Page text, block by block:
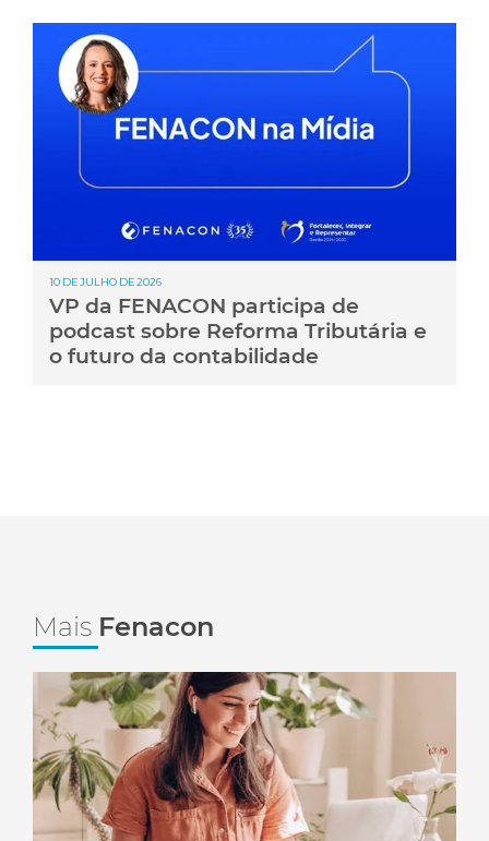
10 DE JULHO DE 2026
VP da FENACON participa de
podcast sobre Reforma Tributária e
o futuro da contabilidade
Mais Fenacon